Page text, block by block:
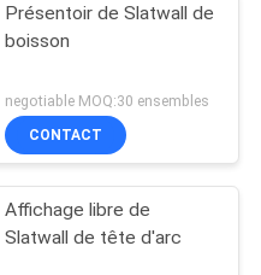
Présentoir de Slatwall de
boisson
negotiable MOQ:30 ensembles
CONTACT
Affichage libre de
Slatwall de tête d'arc